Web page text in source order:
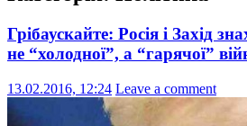
Грібаускайте: Росія і Захід
не “холодної”, а “гарячої”
13.02.2016, 12:24 Leave a comment